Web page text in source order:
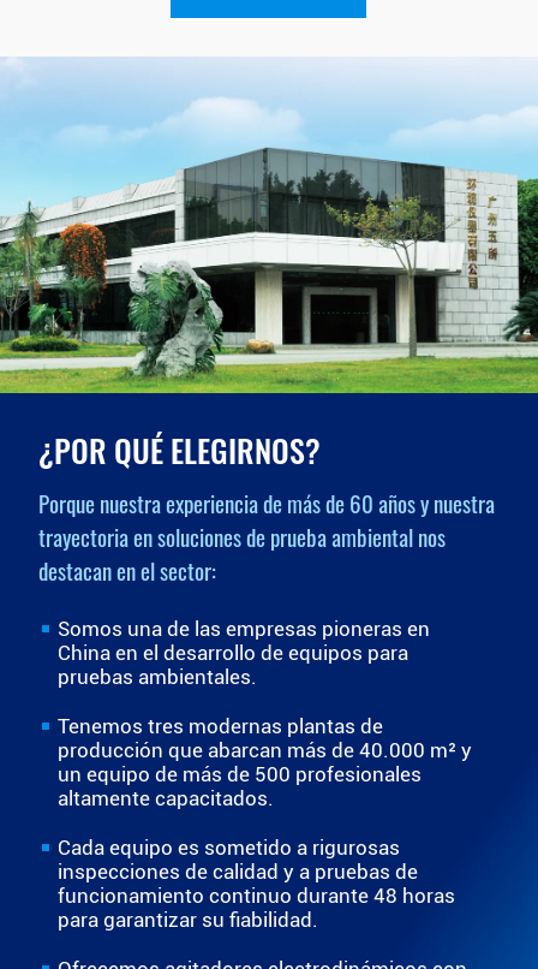
¿POR QUÉ ELEGIRNOS?
Porque nuestra experiencia de más de 60 años y nuestra
trayectoria en soluciones de prueba ambiental nos
destacan en el sector:
Somos una de las empresas pioneras en
China en el desarrollo de equipos para
pruebas ambientales.
Tenemos tres modernas plantas de
producción que abarcan más de 40.000 m² y
un equipo de más de 500 profesionales
altamente capacitados.
Cada equipo es sometido a rigurosas
inspecciones de calidad y a pruebas de
funcionamiento continuo durante 48 horas
para garantizar su fiabilidad.